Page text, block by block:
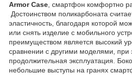
Armor Case, смартфон комфортно
Достоинством поликарбоната
эластичность, благодаря которой
или снять изделие с мобильного
преимуществом является высокий
сравнении с другими моделями, при
продолжительная эксплуатация.
небольшие выступы на гранях